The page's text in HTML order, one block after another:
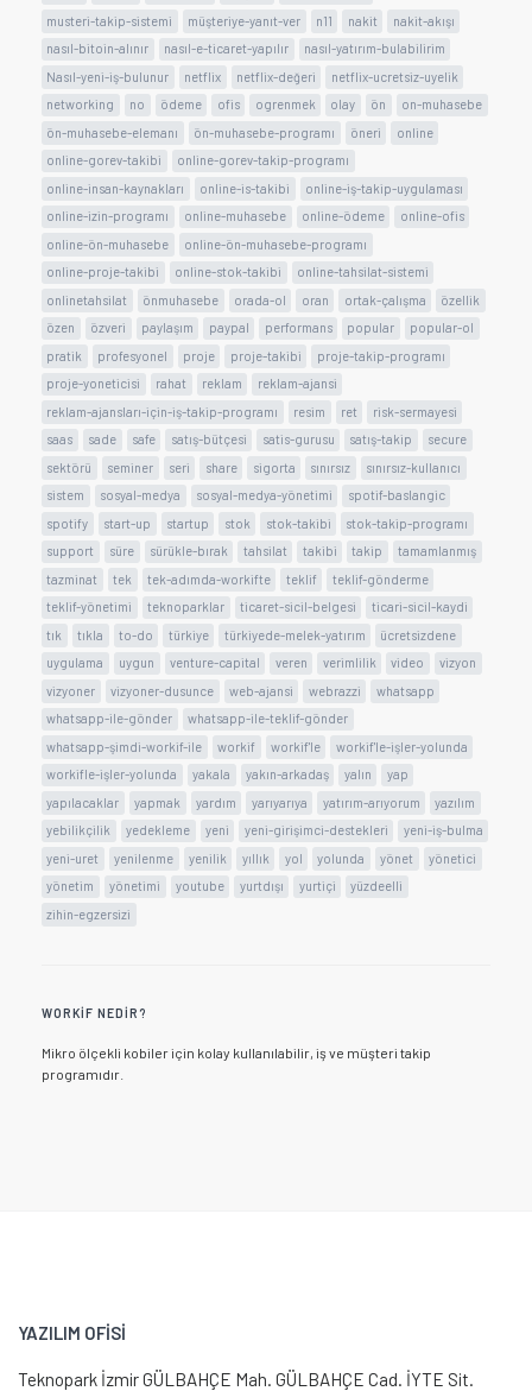
musteri-takip-sistemi
müşteriye-yanıt-ver n11 nakit
nakit-akışı
nasıl-bitoin-alınır
nasıl-e-ticaret-yapılır
nasıl-yatırım-bulabilirim
Nasıl-yeni-iş-bulunur
netflix netflix-değeri
netflix-ucretsiz-uyelik
networking
no ödeme ofis ogrenmek olay ön
on-muhasebe
ön-muhasebe-elemanı
ön-muhasebe-programı öneri
online
online-gorev-takibi
online-gorev-takip-programı
online-insan-kaynakları
online-is-takibi
online-iş-takip-uygulaması
online-izin-programı
online-muhasebe online-ödeme
online-ofis
online-ön-muhasebe
online-ön-muhasebe-programı
online-proje-takibi
online-stok-takibi
online-tahsilat-sistemi
onlinetahsilat
önmuhasebe orada-ol oran ortak-çalışma
özellik
özen
özveri paylaşım paypal performans popular
popular-ol
pratik
profesyonel proje proje-takibi
proje-takip-programı
proje-yoneticisi
rahat reklam
reklam-ajansi
reklam-ajansları-için-iş-takip-programı
resim ret
risk-sermayesi
saas
sade safe satış-bütçesi satis-gurusu satış-takip
secure
sektörü
seminer seri share sigorta sınırsız
sınırsız-kullanıcı
sistem
sosyal-medya sosyal-medya-yönetimi
spotif-baslangic
spotify
start-up startup stok stok-takibi
stok-takip-programı
support
süre sürükle-bırak tahsilat takibi takip
tamamlanmış
tazminat
tek tek-adımda-workifte teklif
teklif-gönderme
teklif-yönetimi
teknoparklar ticaret-sicil-belgesi
ticari-sicil-kaydi
tık
tıkla to-do türkiye türkiyede-melek-yatırım
ücretsizdene
uygulama
uygun venture-capital veren verimlilik video
vizyon
vizyoner
vizyoner-dusunce web-ajansi webrazzi
whatsapp
whatsapp-ile-gönder
whatsapp-ile-teklif-gönder
whatsapp-şimdi-workif-ile
workif workif'le
workif'le-işler-yolunda
workifle-işler-yolunda
yakala yakın-arkadaş yalın
yap
yapılacaklar
yapmak yardım yarıyarıya yatırım-arıyorum
yazılım
yebilikçilik
yedekleme yeni yeni-girişimci-destekleri
yeni-iş-bulma
yeni-uret
yenilenme yenilik yıllık yol yolunda yönet
yönetici
yönetim
yönetimi youtube yurtdışı yurtiçi
yüzdeelli
zihin-egzersizi
WORKIF NEDIR?
Mikro ölçekli kobiler için kolay kullanılabilir, iş ve müşteri takip
programıdır.
YAZILIM OFİSİ
Teknopark İzmir GÜLBAHÇE Mah. GÜLBAHÇE Cad. İYTE Sit.